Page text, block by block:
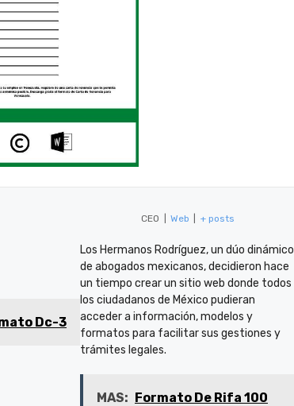
Dc-3
CEO Web + posts
Los Hermanos Rodríguez, un dúo dinámico
de abogados mexicanos, decidieron hace
un tiempo crear un sitio web donde todos
los ciudadanos de México pudieran
acceder a información, modelos y
formatos para facilitar sus gestiones y
trámites legales.
MAS: Formato De Rifa 100